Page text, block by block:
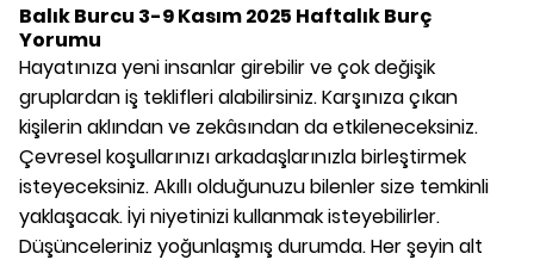
Balık Burcu 3-9 Kasım 2025 Haftalık Burç
Yorumu
Hayatınıza yeni insanlar girebilir ve çok değişik
gruplardan iş teklifleri alabilirsiniz. Karşınıza çıkan
kişilerin aklından ve zekâsından da etkileneceksiniz.
Çevresel koşullarınızı arkadaşlarınızla birleştirmek
isteyeceksiniz. Akıllı olduğunuzu bilenler size temkinli
yaklaşacak. İyi niyetinizi kullanmak isteyebilirler.
Düşünceleriniz yoğunlaşmış durumda. Her şeyin alt